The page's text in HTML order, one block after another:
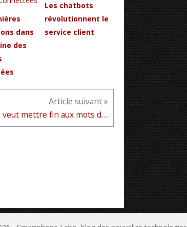
dans
des
Les chatbots
révolutionnent le
service client
Article suivant »
Apple veut mettre fin aux mots de passe...